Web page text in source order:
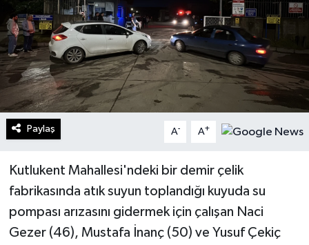
Paylaş A- A+
Kutlukent Mahallesi'ndeki bir demir çelik
fabrikasında atık suyun toplandığı kuyuda su
pompası arızasını gidermek için çalışan Naci
Gezer (46), Mustafa İnanç (50) ve Yusuf Çekiç